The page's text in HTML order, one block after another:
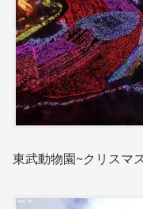
東武動物園~クリスマ